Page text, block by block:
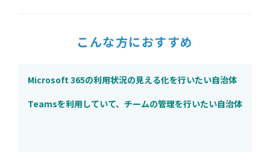
こんな方におすすめ
Microsoft 365の利用状況の見える化を行いたい自治体
Teamsを利用していて、チームの管理を行いたい自治体